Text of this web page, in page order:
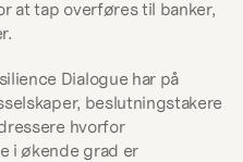
at tap overføres til banker,
Dialogue har på
beslutningstakere
hvorfor
i økende grad er